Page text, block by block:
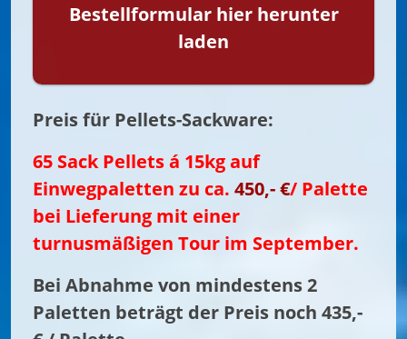
Bestellformular hier herunter
laden
Preis für Pellets-Sackware:
65 Sack Pellets á 15kg auf
Einwegpaletten zu ca. 450,- €/ Palette
bei Lieferung mit einer
turnusmäßigen Tour im September.
Bei Abnahme von mindestens 2
Paletten beträgt der Preis noch 435,-